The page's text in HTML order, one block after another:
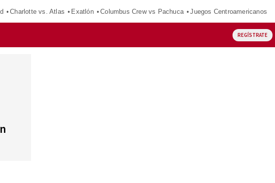
Charlotte vs. Atlas Exatlón Columbus Crew vs Pachuca Juegos Centroamericanos
REGÍSTRATE